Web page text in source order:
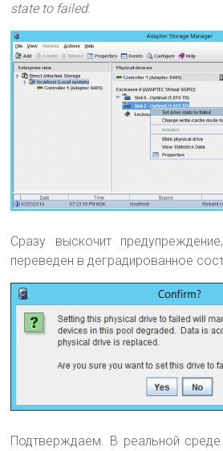
state to failed:
Сразу выскочит
переведен в деградированное
Подтверждаем. В реальной